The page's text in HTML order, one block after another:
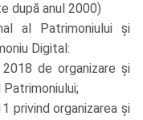
după anul 2000)
al Patrimoniului și
Digital:
de organizare și
organizarea și